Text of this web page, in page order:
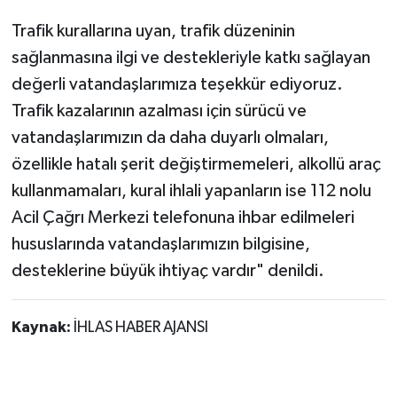
Trafik kurallarına uyan, trafik düzeninin
sağlanmasına ilgi ve destekleriyle katkı sağlayan
değerli vatandaşlarımıza teşekkür ediyoruz.
Trafik kazalarının azalması için sürücü ve
vatandaşlarımızın da daha duyarlı olmaları,
özellikle hatalı şerit değiştirmemeleri, alkollü araç
kullanmamaları, kural ihlali yapanların ise 112 nolu
Acil Çağrı Merkezi telefonuna ihbar edilmeleri
hususlarında vatandaşlarımızın bilgisine,
desteklerine büyük ihtiyaç vardır" denildi.
Kaynak: İHLAS HABER AJANSI